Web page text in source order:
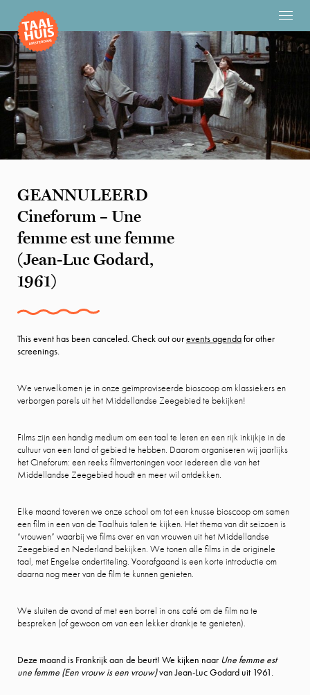
GEANNULEERD
Cineforum – Une
femme est une femme
(Jean-Luc Godard,
1961)
This event has been canceled. Check out ourevents agendafor other
screenings.
We verwelkomen je in onze geïmproviseerde bioscoop om klassiekers en
verborgen parels uit het Middellandse Zeegebied te bekijken!
Films zijn een handig medium om een taal te leren en een rijk inkijkje in de
cultuur van een land of gebied te hebben. Daarom organiseren wij jaarlijks
het Cineforum: een reeks filmvertoningen voor iedereen die van het
Middellandse Zeegebied houdt en meer wil ontdekken.
Elke maand toveren we onze school om tot een knusse bioscoop om samen
een film in een van de Taalhuis talen te kijken. Het thema van dit seizoen is
“vrouwen” waarbij we films over en van vrouwen uit het Middellandse
Zeegebied en Nederland bekijken. We tonen alle films in de originele
taal, met Engelse ondertiteling. Voorafgaand is een korte introductie om
daarna nog meer van de film te kunnen genieten.
We sluiten de avond af met een borrel in ons café om de film na te
bespreken (of gewoon om van een lekker drankje te genieten).
Deze maand is Frankrijk aan de beurt! We kijken naar Une femme est
une femme (Een vrouw is een vrouw)van Jean-Luc Godard uit 1961.